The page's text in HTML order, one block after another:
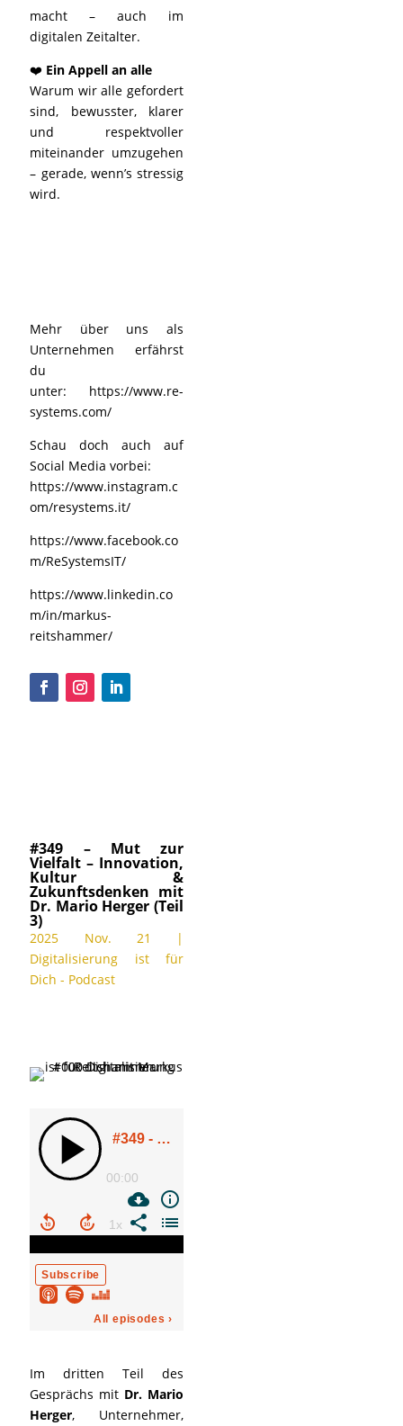
macht – auch im
digitalen Zeitalter.
❤️ Ein Appell an alle
Warum wir alle gefordert
sind, bewusster, klarer
und respektvoller
miteinander umzugehen
– gerade, wenn’s stressig
wird.
Mehr über uns als
Unternehmen erfährst
du
unter: https://www.re-
systems.com/
Schau doch auch auf
Social Media vorbei:
https://www.instagram.c
om/resystems.it/
https://www.facebook.co
m/ReSystemsIT/
https://www.linkedin.co
m/in/markus-
reitshammer/
#349 – Mut zur
Vielfalt – Innovation,
Kultur &
Zukunftsdenken mit
Dr. Mario Herger (Teil
3)
2025 Nov. 21
|
Digitalisierung ist für
Dich - Podcast
Im dritten Teil des
Gesprächs mit Dr. Mario
Herger, Unternehmer,